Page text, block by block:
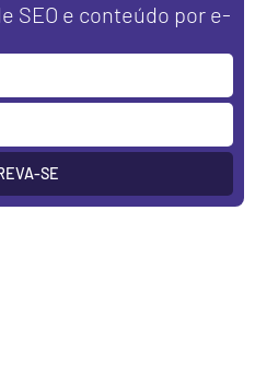
SEO e conteúdo por e-
SE